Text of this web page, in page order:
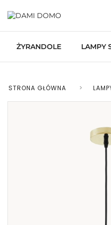
ŻYRANDOLE LAMPY
STRONA GŁÓWNA >